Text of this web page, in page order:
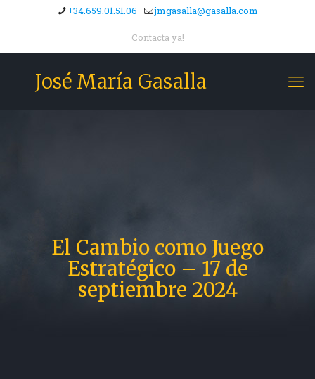
+34.659.01.51.06 jmgasalla@gasalla.com
Contacta ya!
José María Gasalla
El Cambio como Juego
Estratégico – 17 de
septiembre 2024